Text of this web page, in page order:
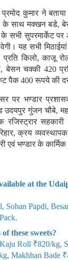
प्रमोद कुमार ने
साथ मक्खन बडे,
सभी सुपरमार्केट
यह सभी
किलो, काजू
बेसन चक्की 420
पैक 400 रूपये की
पर भण्डार
उदयपुर गुंजन चौबे,
रजिस्ट्रार सहकारी
क्रय
एवं भण्डार के
at the
Papdi,
these sweets?
Roll ₹820/kg,
Makhhan Bade